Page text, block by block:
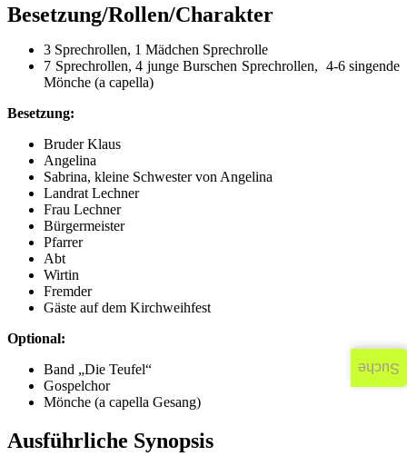
Besetzung/Rollen/Charakter
3 Sprechrollen, 1 Mädchen Sprechrolle
7 Sprechrollen, 4 junge Burschen Sprechrollen, 4-6 singende
Mönche (a capella)
Besetzung:
Bruder Klaus
Angelina
Sabrina, kleine Schwester von Angelina
Landrat Lechner
Frau Lechner
Bürgermeister
Pfarrer
Abt
Wirtin
Fremder
Gäste auf dem Kirchweihfest
Optional:
Band „Die Teufel“
Gospelchor
Mönche (a capella Gesang)
Ausführliche Synopsis
Suche